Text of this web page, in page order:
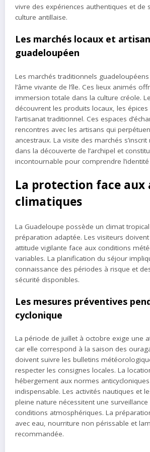
vivre des expériences authentiques et de
culture antillaise.
Les marchés locaux et
guadeloupéen
Les marchés traditionnels
l’âme vivante de l’île. Ces lieux animés
immersion totale dans la culture créole.
découvrent les produits locaux, les
l’artisanat traditionnel. Ces espaces
rencontres avec les artisans qui
ancestraux. La visite des marchés
dans la découverte de l’archipel et
incontournable pour comprendre
La protection face aux
climatiques
La Guadeloupe possède un climat
préparation adaptée. Les visiteurs
attitude vigilante face aux conditions
variables. La planification du séjour
connaissance des périodes à risque et
sécurité disponibles.
Les mesures préventives
cyclonique
La période de juillet à octobre exige une
car elle correspond à la saison des
doivent suivre les bulletins
respecter les consignes locales. La
hébergement aux normes anticycloniques
indispensable. Les activités nautiques et
pleine nature nécessitent une surveillance
conditions atmosphériques. La
avec eau, nourriture non périssable et
recommandée.